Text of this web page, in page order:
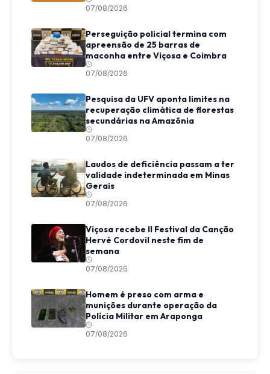
07/08/2026
Perseguição policial termina com
apreensão de 25 barras de
maconha entre Viçosa e Coimbra
07/08/2026
Pesquisa da UFV aponta limites na
recuperação climática de florestas
secundárias na Amazônia
07/08/2026
Laudos de deficiência passam a ter
validade indeterminada em Minas
Gerais
07/08/2026
Viçosa recebe II Festival da Canção
Hervé Cordovil neste fim de
semana
07/08/2026
Homem é preso com arma e
munições durante operação da
Polícia Militar em Araponga
07/08/2026